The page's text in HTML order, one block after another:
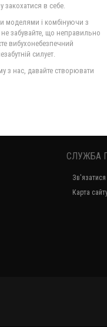
закохатися в себе.
моделями і комбінуючи з
забувайте, що неправильно
вибухонебезпечний
силует.
з нас, давайте створювати
СЛУЖБА
Карта